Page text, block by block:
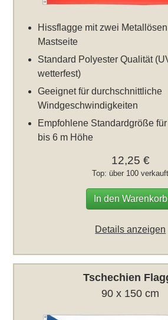
Hissflagge mit zwei
Mastseite
Standard Polyester Qualität
wetterfest)
Geeignet für durchschnittliche
Windgeschwindigkeiten
Empfohlene Standardgröße
bis 6 m Höhe
12,25 €
Top: über 100 verkauft
In den Warenkorb
Details anzeigen
Tschechien
90 x 150 cm